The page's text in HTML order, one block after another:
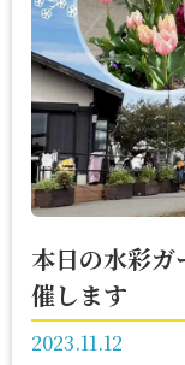
本日の水彩
催します
2023.11.12